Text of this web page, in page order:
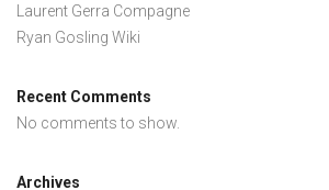
Laurent Gerra Compagne
Ryan Gosling Wiki
Recent Comments
No comments to show.
Archives